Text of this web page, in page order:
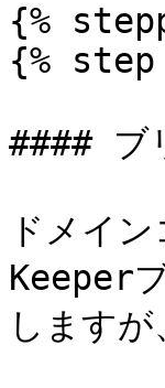
{%
{% step
#### ブ
ドメイ
Keeper
します